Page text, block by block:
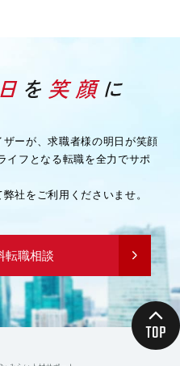
ーが、求職者様の明日が笑顔
イフとなる転職を全力でサポ
社をご利用くださいませ。
転職相談